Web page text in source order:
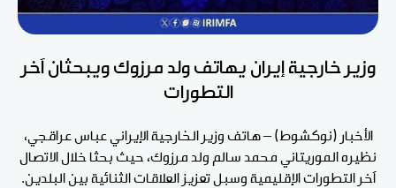
وزير خارجية إيران يهاتف ولد مرزوك ويبحثان آخر
التطورات
الأخبار (نوكشوط) – هاتف وزير الخارجية الإيراني عباس عراقجي،
نظيره الموريتاني محمد سالم ولد مرزوك، حيث بحثا خلال الاتصال
آخر التطورات الإقليمية وسبل تعزيز العلاقات الثنائية بين البلدين.